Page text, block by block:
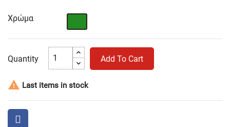
Χρώμα
Quantity Add To Cart
 Last items in stock